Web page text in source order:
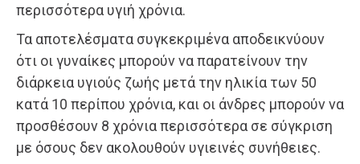
περισσότερα υγιή χρόνια.
Τα αποτελέσματα συγκεκριμένα αποδεικνύουν
ότι οι γυναίκες μπορούν να παρατείνουν την
διάρκεια υγιούς ζωής μετά την ηλικία των 50
κατά 10 περίπου χρόνια, και οι άνδρες μπορούν να
προσθέσουν 8 χρόνια περισσότερα σε σύγκριση
με όσους δεν ακολουθούν υγιεινές συνήθειες.